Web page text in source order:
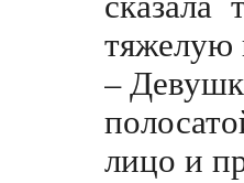
–
лицо и